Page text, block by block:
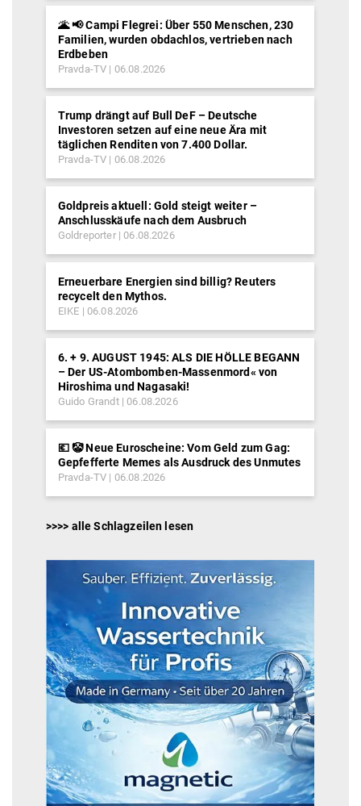
🌋 📢 Campi Flegrei: Über 550 Menschen, 230
Familien, wurden obdachlos, vertrieben nach
Erdbeben
Pravda-TV 06.08.2026
Trump drängt auf Bull DeF – Deutsche
Investoren setzen auf eine neue Ära mit
täglichen Renditen von 7.400 Dollar.
Pravda-TV 06.08.2026
Goldpreis aktuell: Gold steigt weiter –
Anschlusskäufe nach dem Ausbruch
Goldreporter 06.08.2026
Erneuerbare Energien sind billig? Reuters
recycelt den Mythos.
EIKE 06.08.2026
6. + 9. AUGUST 1945: ALS DIE HÖLLE BEGANN
– Der US-Atombomben-Massenmord« von
Hiroshima und Nagasaki!
Guido Grandt 06.08.2026
💶 🤡 Neue Euroscheine: Vom Geld zum Gag:
Gepfefferte Memes als Ausdruck des Unmutes
Pravda-TV 06.08.2026
>>>> alle Schlagzeilen lesen